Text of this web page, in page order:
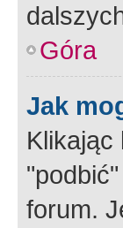
Góra
Jak
Klikając
forum.